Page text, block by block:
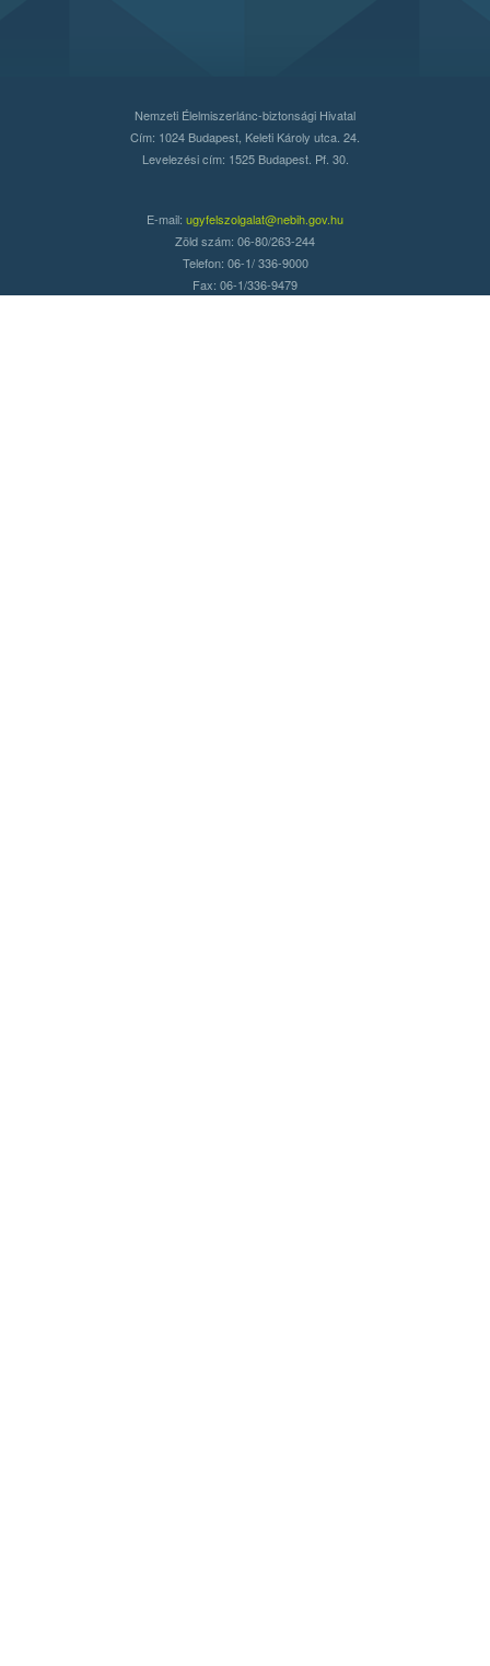
Nemzeti Élelmiszerlánc-biztonsági Hivatal
Cím: 1024 Budapest, Keleti Károly utca. 24.
Levelezési cím: 1525 Budapest. Pf. 30.
E-mail: ugyfelszolgalat@nebih.gov.hu
Zöld szám: 06-80/263-244
Telefon: 06-1/ 336-9000
Fax: 06-1/336-9479